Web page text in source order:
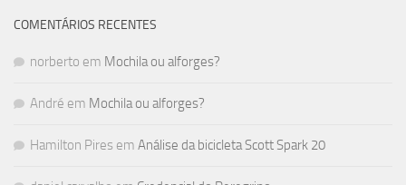
COMENTÁRIOS RECENTES
norberto em Mochila ou alforges?
André em Mochila ou alforges?
Hamilton Pires em Análise da bicicleta Scott Spark 20